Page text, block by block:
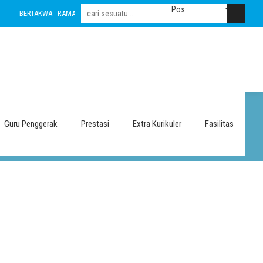
BERTAKWA - RAMAH - INOVATIF - LESTARI - INTEGRITAS - AMANAH - NASIONALIS
Guru Penggerak Prestasi Extra Kurikuler Fasilitas